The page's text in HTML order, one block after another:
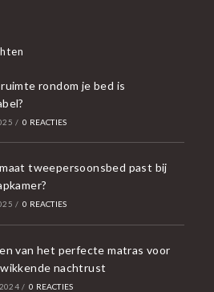
rondom je bed is
/ 0 REACTIES
tweepersoonsbed past bij
/ 0 REACTIES
van het perfecte matras voor
nachtrust
/ 0 REACTIES